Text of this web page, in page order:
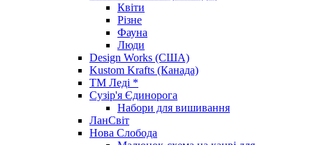
Квіти
Різне
Фауна
Люди
Design Works (США)
Kustom Krafts (Канада)
ТМ Леді *
Сузір'я Єдинорога
Набори для вишивання
ЛанСвіт
Нова Слобода